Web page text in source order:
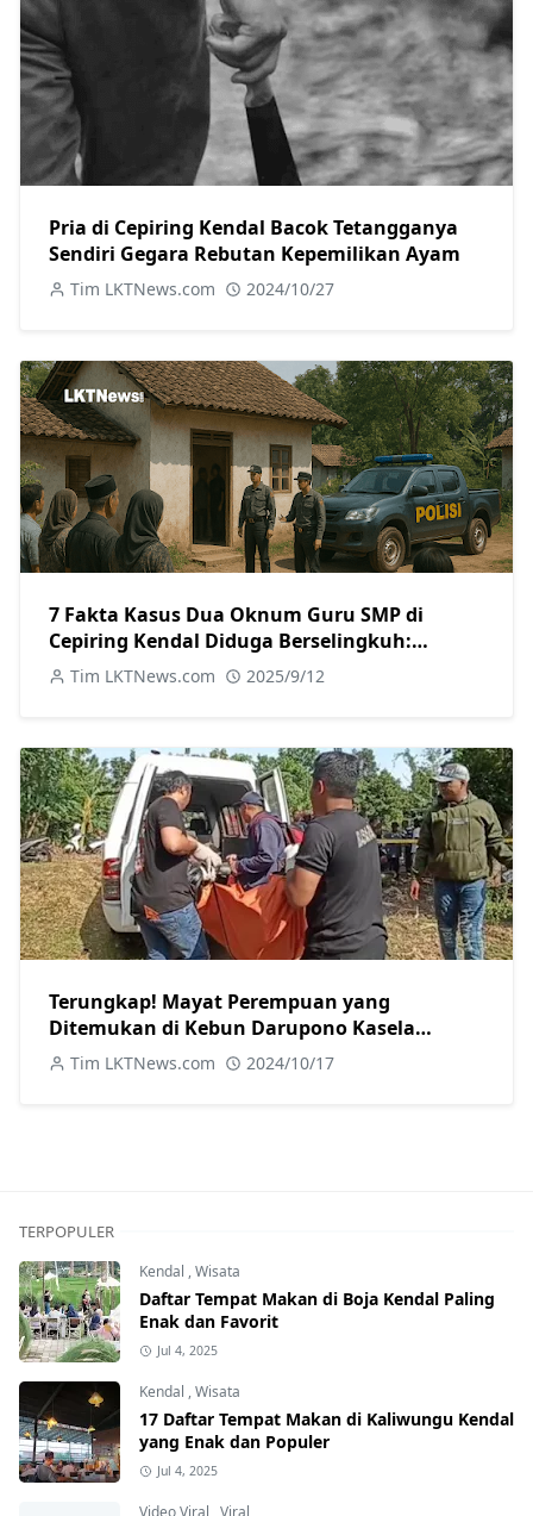
Pria di Cepiring Kendal Bacok Tetangganya
Sendiri Gegara Rebutan Kepemilikan Ayam
Tim LKTNews.com 2024/10/27
7 Fakta Kasus Dua Oknum Guru SMP di
Cepiring Kendal Diduga Berselingkuh:
Kronologi, Pengakuan, hingga Sanksi
Tim LKTNews.com 2025/9/12
Terungkap! Mayat Perempuan yang
Ditemukan di Kebun Darupono Kasela
Ternyata Warga Brangsong
Tim LKTNews.com 2024/10/17
TERPOPULER
Kendal ,Wisata
Daftar Tempat Makan di Boja Kendal Paling
Enak dan Favorit
Jul 4, 2025
Kendal ,Wisata
17 Daftar Tempat Makan di Kaliwungu Kendal
yang Enak dan Populer
Jul 4, 2025
Video Viral Viral